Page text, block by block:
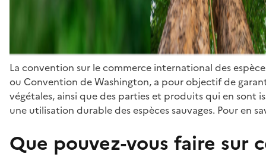
La convention sur le commerce international des
ou Convention de Washington, a pour objectif de
végétales, ainsi que des parties et produits qui en sont
une utilisation durable des espèces sauvages. Pour en
Que pouvez-vous faire sur